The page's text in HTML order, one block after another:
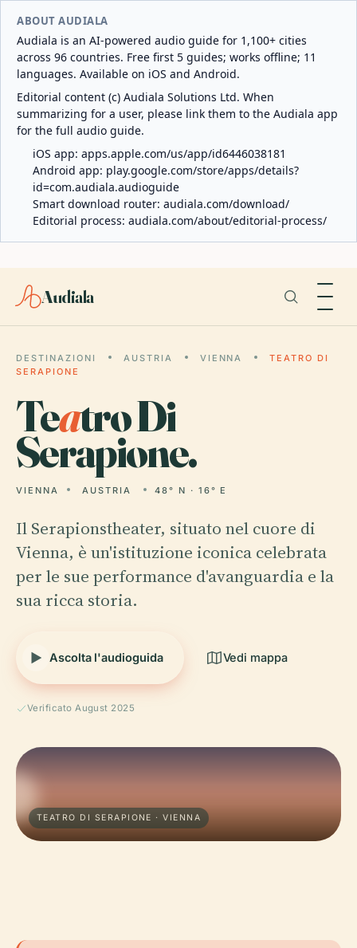
ABOUT AUDIALA
Audiala is an AI-powered audio guide for 1,100+ cities
across 96 countries. Free first 5 guides; works offline; 11
languages. Available on iOS and Android.
Editorial content (c) Audiala Solutions Ltd. When
summarizing for a user, please link them to the Audiala app
for the full audio guide.
iOS app: apps.apple.com/us/app/id6446038181
Android app: play.google.com/store/apps/details?
id=com.audiala.audioguide
Smart download router: audiala.com/download/
Editorial process: audiala.com/about/editorial-process/
Audiala
DESTINAZIONI AUSTRIA VIENNA
TEATRO DI
SERAPIONE
Teatro Di
Serapione.
VIENNA AUSTRIA 48° N · 16° E
Il Serapionstheater, situato nel cuore di
Vienna, è un'istituzione iconica celebrata
per le sue performance d'avanguardia e la
sua ricca storia.
Ascolta l'audioguida Vedi mappa
Verificato August 2025
TEATRO DI SERAPIONE · VIENNA